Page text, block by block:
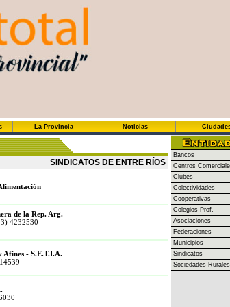
La Provincia Noticias
SINDICATOS DE ENTRE RÍOS
de la Rep. Arg.
4232530
Afines - S.E.T.I.A.
Bancos
Centros
Clubes
Colectividades
Cooperativas
Colegios Prof.
Asociaciones
Federaciones
Municipios
Sindicatos
Sociedades Rurales